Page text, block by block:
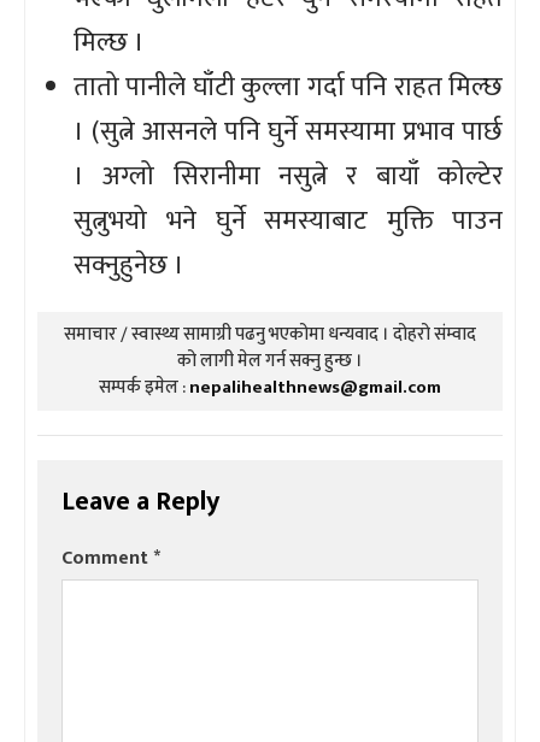
मिल्छ ।
तातो पानीले घाँटी कुल्ला गर्दा पनि राहत मिल्छ
। (सुत्ने आसनले पनि घुर्ने समस्यामा प्रभाव पार्छ
। अग्लो सिरानीमा नसुत्ने र बायाँ कोल्टेर
सुत्नुभयो भने घुर्ने समस्याबाट मुक्ति पाउन
सक्नुहुनेछ ।
समाचार / स्वास्थ्य सामाग्री पढनु भएकोमा धन्यवाद । दोहरो संम्वाद
को लागी मेल गर्न सक्नु हुन्छ ।
सम्पर्क इमेल :nepalihealthnews@gmail.com
Leave a Reply
Comment*